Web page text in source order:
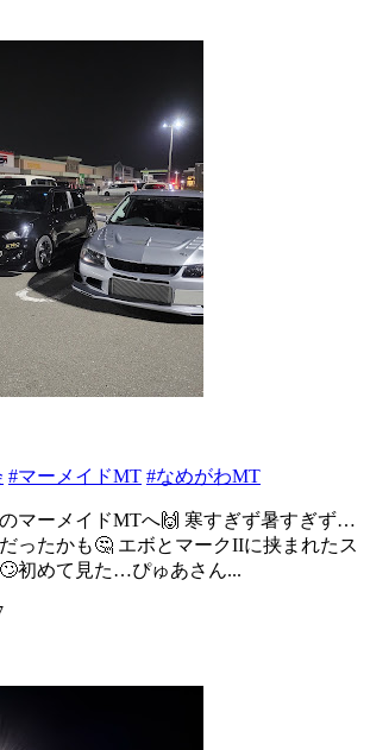
#マーメイドMT #なめがわMT
マーメイドMTへ🙌 寒すぎず暑すぎず…
ったかも🤔 エボとマークIIに挟まれたス
初めて見た…ぴゅあさん...